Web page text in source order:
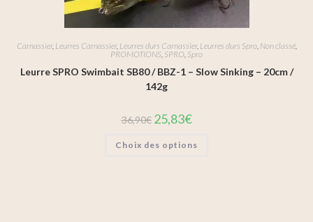
Carnassier, Leurres Carnassier, Leurres durs Carnassier, Leurres durs Spro, Non classé,
PROMOTIONS, SPRO, Spro
Leurre SPRO Swimbait SB80 / BBZ-1 – Slow Sinking – 20cm /
142g
36,90€ 25,83€
Choix des options